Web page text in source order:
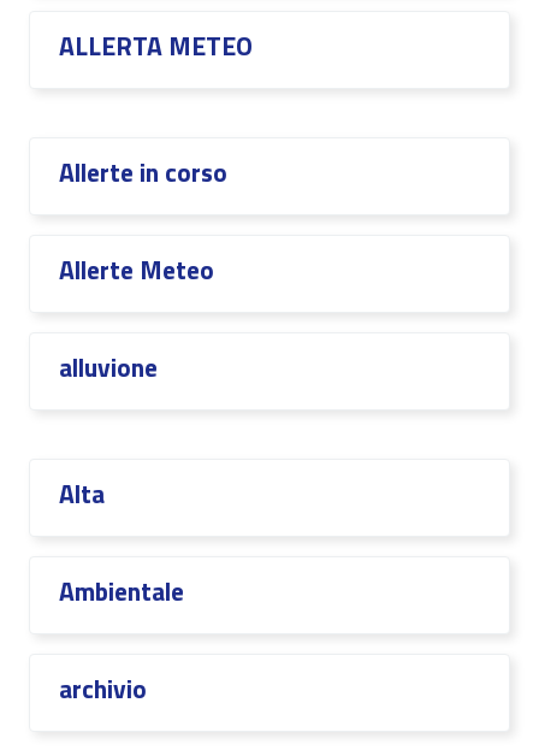
ALLERTA METEO
Allerte in corso
Allerte Meteo
alluvione
Alta
Ambientale
archivio